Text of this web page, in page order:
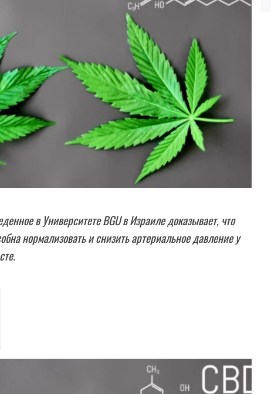
в Университете BGU в Израиле доказывает, что
нормализовать и снизить артериальное давление у